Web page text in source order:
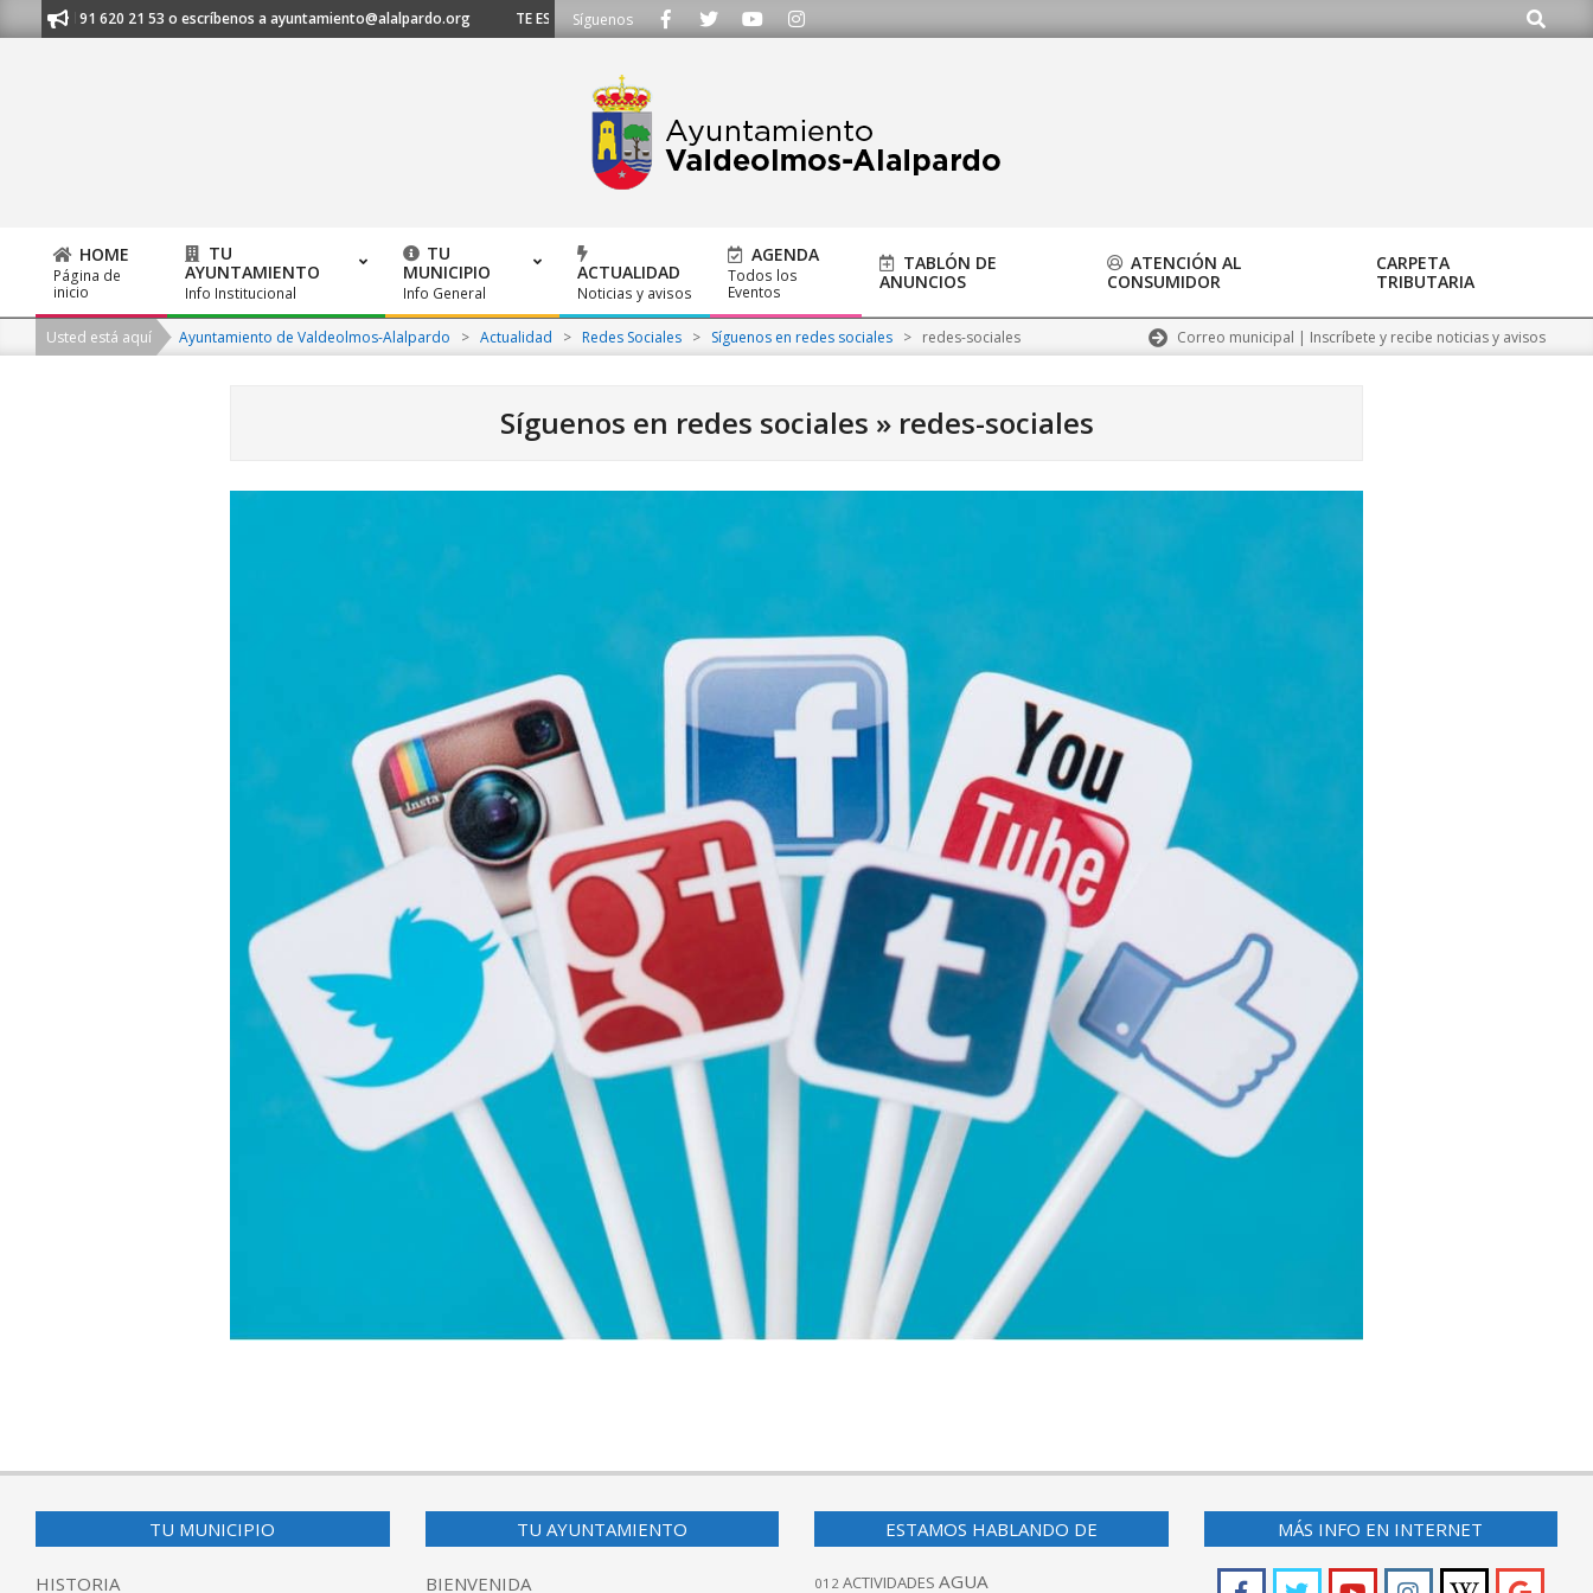
to
al 91 620 21 53 o escríbenos a ayuntamiento@alalpardo.org TE ESCUCHAMOS - Llámanos al 91 620 21 53 o escríbenos a ayuntamiento@alalpardo.org
Síguenos Buscar
Primary
Navigation
Menu
HOME
Página de
inicio
TU
AYUNTAMIENTO
Info Institucional
TU
MUNICIPIO
Info General
ACTUALIDAD
Noticias y avisos
AGENDA
Todos los
Eventos
TABLÓN DE
ANUNCIOS
ATENCIÓN AL
CONSUMIDOR
CARPETA
TRIBUTARIA
Usted está aquí Ayuntamiento de Valdeolmos-Alalpardo > Actualidad > Redes Sociales > Síguenos en redes sociales > redes-sociales Correo municipal | Inscríbete y recibe noticias y avisos
Síguenos en redes sociales » redes-sociales
TU MUNICIPIO
HISTORIA
TU AYUNTAMIENTO
BIENVENIDA
ESTAMOS HABLANDO DE
012 ACTIVIDADES AGUA
MÁS INFO EN INTERNET